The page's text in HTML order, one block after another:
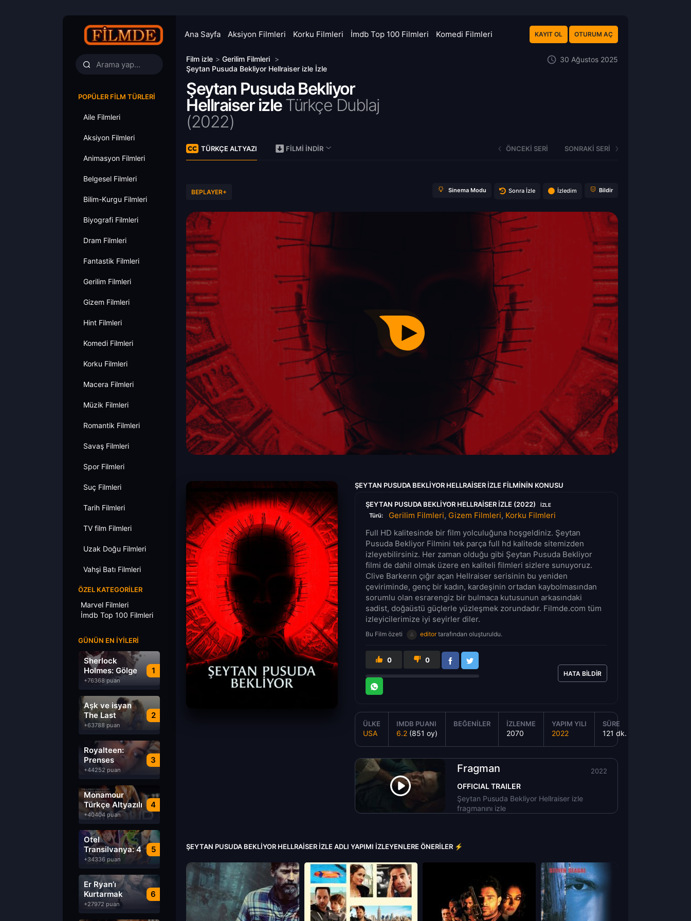
Ana Sayfa Aksiyon Filmleri Korku Filmleri İmdb Top 100 Filmleri Komedi Filmleri KAYIT OL OTURUM AÇ
POPÜLER FILM TÜRLERI
Aile Filmleri
Aksiyon Filmleri
Animasyon Filmleri
Belgesel Filmleri
Bilim-Kurgu Filmleri
Biyografi Filmleri
Dram Filmleri
Fantastik Filmleri
Gerilim Filmleri
Gizem Filmleri
Hint Filmleri
Komedi Filmleri
Korku Filmleri
Macera Filmleri
Müzik Filmleri
Romantik Filmleri
Savaş Filmleri
Spor Filmleri
Suç Filmleri
Tarih Filmleri
TV film Filmleri
Uzak Doğu Filmleri
Vahşi Batı Filmleri
ÖZEL KATEGORILER
Marvel Filmleri
İmdb Top 100 Filmleri
GÜNÜN EN İYILERI
1
Sherlock
Holmes: Gölge
Oyunları
+76368 puan
2
Aşk ve isyan
The Last
Parasido izle
+63788 puan
3
Royalteen:
Prenses
Margrethe izle
+44252 puan
4
Monamour
Türkçe Altyazılı
izle
+40404 puan
5
Otel
Transilvanya: 4
Transformanya
izle
+34336 puan
6
Er Ryan’ı
Kurtarmak
Saving Private
Ryan Türkçe
+27972 puan
Film izle > Gerilim Filmleri >
Şeytan Pusuda Bekliyor Hellraiser izle İzle
30 Ağustos 2025
Şeytan Pusuda Bekliyor
Hellraiser izleTürkçe Dublaj
(2022)
TÜRKÇE ALTYAZI FILMI İNDIR ÖNCEKI SERI SONRAKI SERI
BEPLAYER+ Sinema Modu Sonra İzle İzledim Bildir
ŞEYTAN PUSUDA BEKLIYOR HELLRAISER IZLE FILMININ KONUSU
ŞEYTAN PUSUDA BEKLIYOR HELLRAISER IZLE (2022) IZLE
Türü: Gerilim Filmleri, Gizem Filmleri, Korku Filmleri
Full HD kalitesinde bir film yolculuğuna hoşgeldiniz. Şeytan
Pusuda Bekliyor Filmini tek parça full hd kalitede sitemizden
izleyebilirsiniz. Her zaman olduğu gibi Şeytan Pusuda Bekliyor
filmi de dahil olmak üzere en kaliteli filmleri sizlere sunuyoruz.
Clive Barkerın çığır açan Hellraiser serisinin bu yeniden
çeviriminde, genç bir kadın, kardeşinin ortadan kaybolmasından
sorumlu olan esrarengiz bir bulmaca kutusunun arkasındaki
sadist, doğaüstü güçlerle yüzleşmek zorundadır. Filmde.com tüm
izleyicilerimize iyi seyirler diler.
Bu Film özeti editortarafından oluşturuldu.
0 0
HATA BILDIR
ÜLKE
USA
IMDB PUANI
6.2 (851 oy)
BEĞENILER İZLENME
2070
YAPIM YILI
2022
SÜRE
121 dk.
Fragman
OFFICIAL TRAILER
Şeytan Pusuda Bekliyor Hellraiser izle
fragmanını izle
2022
ŞEYTAN PUSUDA BEKLIYOR HELLRAISER IZLE ADLI YAPIMI İZLEYENLERE ÖNERILER ⚡